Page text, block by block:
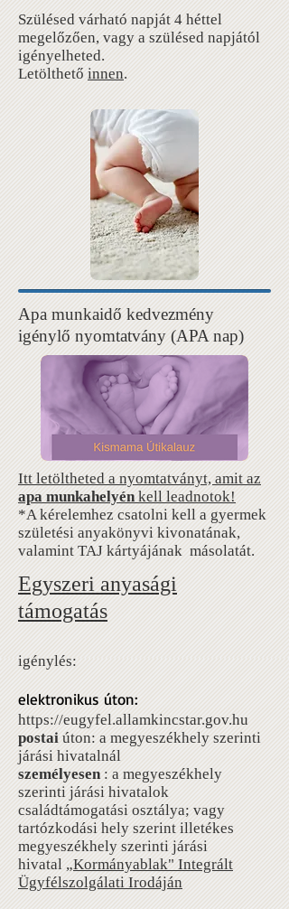
Szülésed várható napját 4 héttel
megelőzően, vagy a szülésed napjától
igényelheted.
Letölthető innen.
Apa munkaidő kedvezmény
igénylő nyomtatvány (APA nap)
Itt letöltheted a nyomtatványt, amit az
apa munkahelyén kell leadnotok!
*A kérelemhez csatolni kell a gyermek
születési anyakönyvi kivonatának,
valamint TAJ kártyájának másolatát.
Egyszeri anyasági
támogatás
igénylés:
elektronikus úton:
https://eugyfel.allamkincstar.gov.hu
postai úton: a megyeszékhely szerinti
járási hivatalnál
személyesen: a megyeszékhely
szerinti járási hivatalok
családtámogatási osztálya; vagy
tartózkodási hely szerint illetékes
megyeszékhely szerinti járási
hivatal„Kormányablak" Integrált
Ügyfélszolgálati Irodáján